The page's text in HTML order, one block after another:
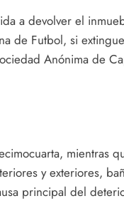
a devolver el
de Futbol, si
Anónima de
mientras
y exteriores,
principal del